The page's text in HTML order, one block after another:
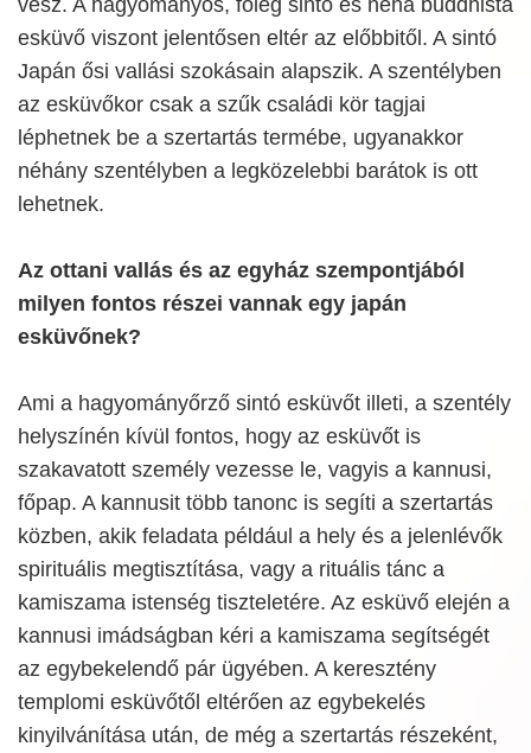
vesz. A hagyományos, főleg sintó és néha buddhista
esküvő viszont jelentősen eltér az előbbitől. A sintó
Japán ősi vallási szokásain alapszik. A szentélyben
az esküvőkor csak a szűk családi kör tagjai
léphetnek be a szertartás termébe, ugyanakkor
néhány szentélyben a legközelebbi barátok is ott
lehetnek.
Az ottani vallás és az egyház szempontjából
milyen fontos részei vannak egy japán
esküvőnek?
Ami a hagyományőrző sintó esküvőt illeti, a szentély
helyszínén kívül fontos, hogy az esküvőt is
szakavatott személy vezesse le, vagyis a kannusi,
főpap. A kannusit több tanonc is segíti a szertartás
közben, akik feladata például a hely és a jelenlévők
spirituális megtisztítása, vagy a rituális tánc a
kamiszama istenség tiszteletére. Az esküvő elején a
kannusi imádságban kéri a kamiszama segítségét
az egybekelendő pár ügyében. A keresztény
templomi esküvőtől eltérően az egybekelés
kinyilvánítása után, de még a szertartás részeként,